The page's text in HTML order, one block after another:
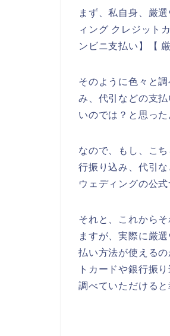
まず、私自身、厳
ィング クレジット
ンビニ支払い】【
そのように色々と
み、代引などの支
いのでは？と思った
なので、もし、こ
行振り込み、代引
ウェディングの公
それと、これから
ますが、実際に厳
払い方法が使える
トカードや銀行振
調べていただけると